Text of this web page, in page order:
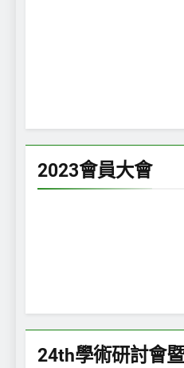
2023會員大會
24th學術研討會